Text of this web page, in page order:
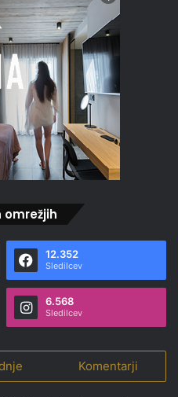
12.352
Sledilcev
6.568
Sledilcev
Komentarji